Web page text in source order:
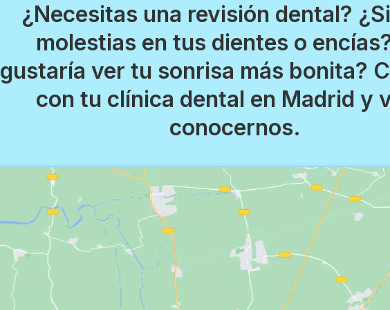
¿Necesitas una revisión dental?
molestias en tus dientes o
gustaría ver tu sonrisa más bonita?
con tu clínica dental en Madrid y
conocernos.